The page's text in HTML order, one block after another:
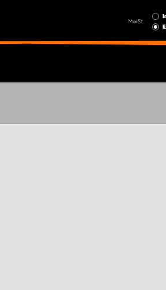
MwSt.